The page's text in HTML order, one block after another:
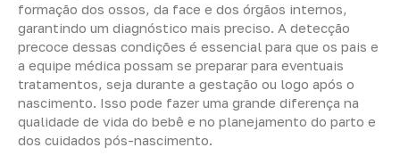
formação dos ossos, da face e dos órgãos internos,
garantindo um diagnóstico mais preciso. A detecção
precoce dessas condições é essencial para que os pais e
a equipe médica possam se preparar para eventuais
tratamentos, seja durante a gestação ou logo após o
nascimento. Isso pode fazer uma grande diferença na
qualidade de vida do bebê e no planejamento do parto e
dos cuidados pós-nascimento.